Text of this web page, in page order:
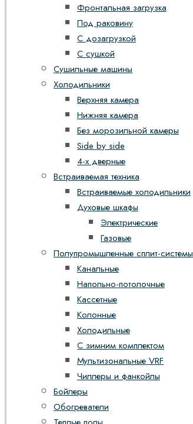
Фронтальная загрузка
Под раковину
С дозагрузкой
С сушкой
Сушильные машины
Холодильники
Верхняя камера
Нижняя камера
Без морозильной камеры
Side by side
4-х дверные
Встраиваемая техника
Встраиваемые холодильники
Духовые шкафы
Электрические
Газовые
Полупромышленные сплит-системы
Канальные
Напольно-потолочные
Кассетные
Колонные
Холодильные
С зимним комплектом
Мультизональные VRF
Чиллеры и фанкойлы
Бойлеры
Обогреватели